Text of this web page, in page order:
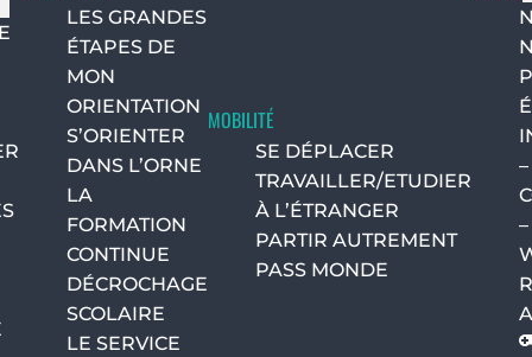
LES GRANDES
ÉTAPES DE
MON
ORIENTATION
S’ORIENTER
DANS L’ORNE
LA
FORMATION
CONTINUE
DÉCROCHAGE
SCOLAIRE
LE SERVICE
MOBILITÉ
SE DÉPLACER
TRAVAILLER/ETUDIER
À L’ÉTRANGER
PARTIR AUTREMENT
PASS MONDE
–